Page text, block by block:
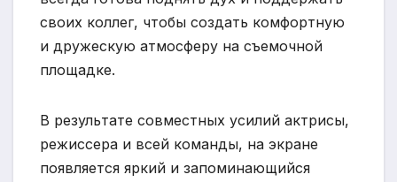
своих коллег, чтобы создать комфортную
и дружескую атмосферу на съемочной
площадке.
В результате совместных усилий актрисы,
режиссера и всей команды, на экране
появляется яркий и запоминающийся